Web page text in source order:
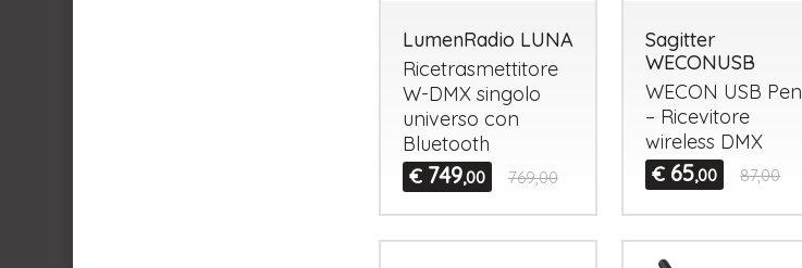
LumenRadio LUNA
Ricetrasmettitore
W-DMXsingolo
universo con
Bluetooth
€ 749,00 769,00
Sagitter
WECONUSB
WECON USB Pen
– Ricevitore
wireless DMX
€ 65,00 87,00